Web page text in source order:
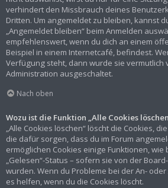
verhindert den Missbrauch deines
Dritten. Um angemeldet zu bleiben, kannst
„Angemeldet bleiben“ beim Anmelden
empfehlenswert, wenn du dich an einem
Beispiel in einem Internetcafé, befindest.
Verfügung steht, dann wurde sie vermutlich
Administration ausgeschaltet.
Nach oben
Wozu ist die Funktion „Alle Cookies
„Alle Cookies löschen“ löscht die Cookies,
die dafür sorgen, dass du im Forum
ermöglichen Cookies einige Funktionen,
„Gelesen“-Status – sofern sie von der
wurden. Wenn du Probleme bei der An-
es helfen, wenn du die Cookies löscht.